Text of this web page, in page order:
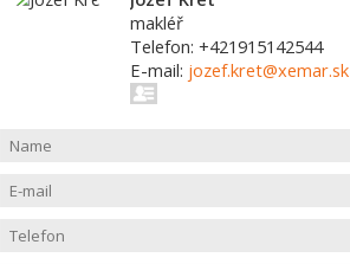
makléř
Telefon: +421915142544
E-mail: jozef.kret@xemar.sk